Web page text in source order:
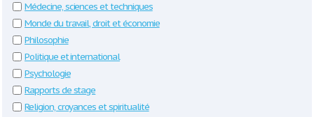
Médecine, sciences et techniques
Monde du travail, droit et économie
Philosophie
Politique et international
Psychologie
Rapports de stage
Religion, croyances et spiritualité